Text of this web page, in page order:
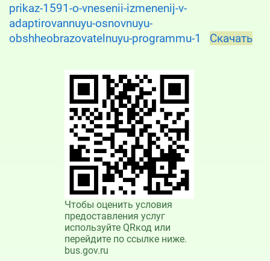
prikaz-1591-o-vnesenii-izmenenij-v-
adaptirovannuyu-osnovnuyu-
obshheobrazovatelnuyu-programmu-1
Скачать
Чтобы оценить условия
предоставления услуг
используйте QRкод или
перейдите по ссылке ниже.
bus.gov.ru